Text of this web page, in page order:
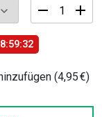
Trikot
Kinder
Herren(4,95 €)